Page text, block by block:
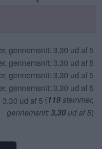
(119stemmer,
gennemsnit:3,30 ud af 5)